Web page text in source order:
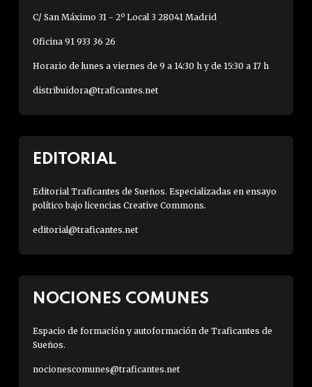
C/ San Máximo 31 - 2º Local 3 28041 Madrid
Oficina 91 933 36 26
Horario de lunes a viernes de 9 a 14:30 h y de 15:30 a 17 h
distribuidora@traficantes.net
EDITORIAL
Editorial Traficantes de Sueños. Especializadas en ensayo
político bajo licencias Creative Commons.
editorial@traficantes.net
NOCIONES COMUNES
Espacio de formación y autoformación de Traficantes de
Sueños.
nocionescomunes@traficantes.net